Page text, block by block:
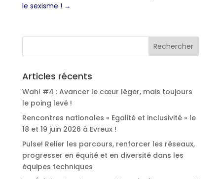
le sexisme ! →
Articles récents
Wah! #4 : Avancer le cœur léger, mais toujours
le poing levé !
Rencontres nationales « Egalité et inclusivité » le
18 et 19 juin 2026 à Evreux !
Pulse! Relier les parcours, renforcer les réseaux,
progresser en équité et en diversité dans les
équipes techniques